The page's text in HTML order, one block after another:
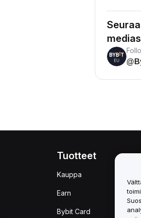
Tuotteet
Kauppa
Earn
Bybit Card